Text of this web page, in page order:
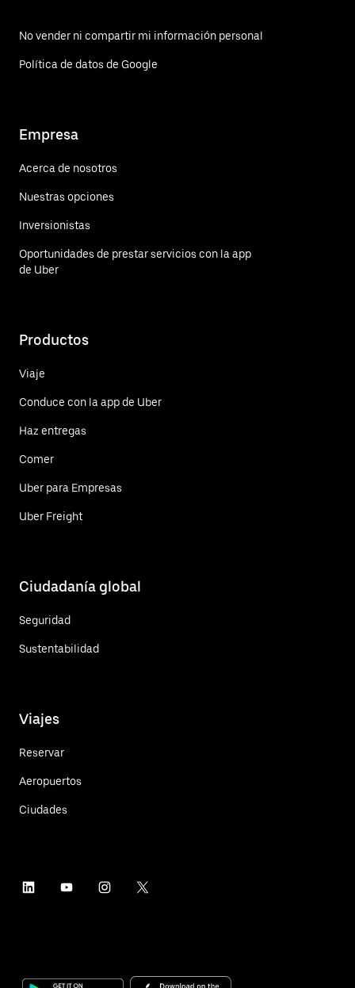
No vender ni compartir mi información personal
Política de datos de Google
Empresa
Acerca de nosotros
Nuestras opciones
Inversionistas
Oportunidades de prestar servicios con la app
de Uber
Productos
Viaje
Conduce con la app de Uber
Haz entregas
Comer
Uber para Empresas
Uber Freight
Ciudadanía global
Seguridad
Sustentabilidad
Viajes
Reservar
Aeropuertos
Ciudades